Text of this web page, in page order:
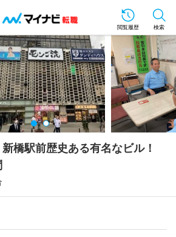
閲覧履歴 検索
新橋駅前歴史ある有名なビル！